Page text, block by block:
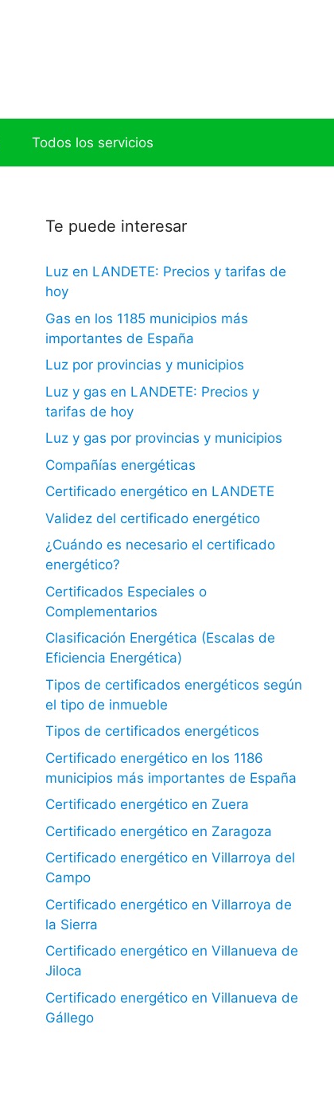
Todos los servicios
Te puede interesar
Luz en LANDETE: Precios y tarifas de
hoy
Gas en los 1185 municipios más
importantes de España
Luz por provincias y municipios
Luz y gas en LANDETE: Precios y
tarifas de hoy
Luz y gas por provincias y municipios
Compañías energéticas
Certificado energético en LANDETE
Validez del certificado energético
¿Cuándo es necesario el certificado
energético?
Certificados Especiales o
Complementarios
Clasificación Energética (Escalas de
Eficiencia Energética)
Tipos de certificados energéticos según
el tipo de inmueble
Tipos de certificados energéticos
Certificado energético en los 1186
municipios más importantes de España
Certificado energético en Zuera
Certificado energético en Zaragoza
Certificado energético en Villarroya del
Campo
Certificado energético en Villarroya de
la Sierra
Certificado energético en Villanueva de
Jiloca
Certificado energético en Villanueva de
Gállego